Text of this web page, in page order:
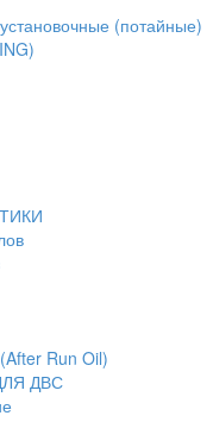
(потайные)
Run Oil)
ДВС